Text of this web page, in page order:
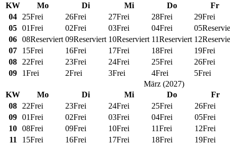
KW
Mo Di Mi Do
Fr
04
25Frei 26Frei 27Frei 28Frei 29Frei
05 01Frei 02Frei 03Frei 04Frei 05
06 08Reserviert 09Reserviert 10Reserviert 11Reserviert 12
07
15Frei 16Frei 17Frei 18Frei 19Frei
08
22Frei 23Frei 24Frei 25Frei 26Frei
09
1Frei 2Frei 3Frei 4Frei 5Frei
März(2027)
KW
Mo Di Mi Do
Fr
08
22Frei 23Frei 24Frei 25Frei 26Frei
09 01Frei 02Frei 03Frei 04Frei 05Frei
10 08Frei 09Frei 10Frei 11Frei 12Frei
11
15Frei 16Frei 17Frei 18Frei 19Frei